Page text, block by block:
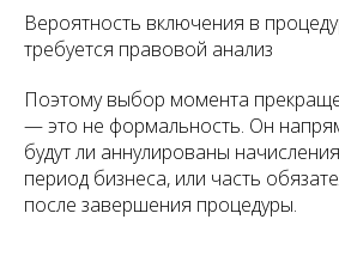
Вероятность включения в
требуется правовой анализ
Поэтому выбор момента
— это не формальность. Он
будут ли аннулированы
период бизнеса, или часть
после завершения процедуры.